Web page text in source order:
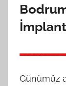
Günümüz